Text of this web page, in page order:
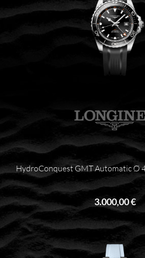
HydroConquest GMT Automatic Ø
3.000,00 €